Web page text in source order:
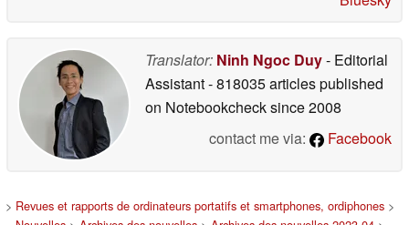
Translator: Ninh Ngoc Duy- Editorial
Assistant- 818035 articles published
on Notebookchecksince 2008
contact me via:
Facebook
> Revues et rapports de ordinateurs portatifs et smartphones, ordiphones >